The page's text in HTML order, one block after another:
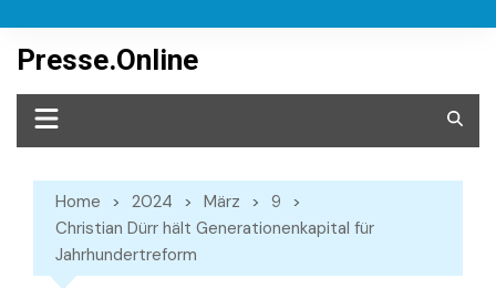
content
Presse.Online
Home 2024 März
9
Christian Dürr hält Generationenkapital für
Jahrhundertreform